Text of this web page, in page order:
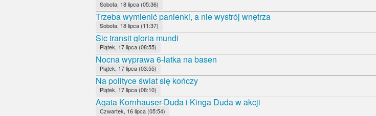
Sobota, 18 lipca (05:36)
Trzeba wymienić panienki, a nie wystrój wnętrza
Sobota, 18 lipca (11:37)
Sic transit gloria mundi
Piątek, 17 lipca (08:55)
Nocna wyprawa 6-latka na basen
Piątek, 17 lipca (03:55)
Na polityce świat się kończy
Piątek, 17 lipca (08:10)
Agata Kornhauser-Duda i Kinga Duda w akcji
Czwartek, 16 lipca (05:54)